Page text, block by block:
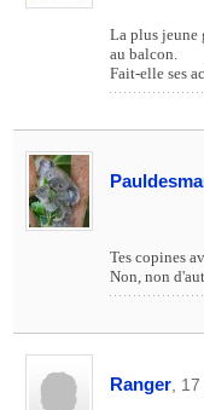
La plus jeune
au balcon.
Fait-elle ses
Tes copines
Non, non
Ranger ,